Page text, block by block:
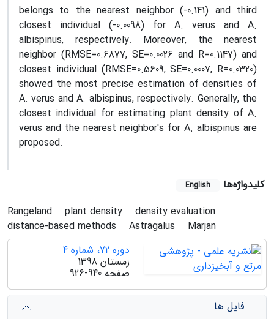
belongs to the nearest neighbor (-0.141) and third
closest individual (-0.0098) for A. verus and A.
albispinus, respectively. Moreover, the nearest
neighbor (RMSE=0.6877, SE=0.0026 and R=0.1147) and
closest individual (RMSE=0.5609, SE=0.0007, R=0.0320)
showed the most precise estimation of densities of
A. verus and A. albispinus, respectively. Generally, the
closest individual for estimating plant density of A.
verus and the nearest neighbor's for A. albispinus are
proposed.
کلیدواژه‌ها English
Rangeland plant density
density evaluation
distance-based methods
Astragalus
Marjan
دوره 72، شماره 4
زمستان 1398
صفحه 926-940
فایل ها